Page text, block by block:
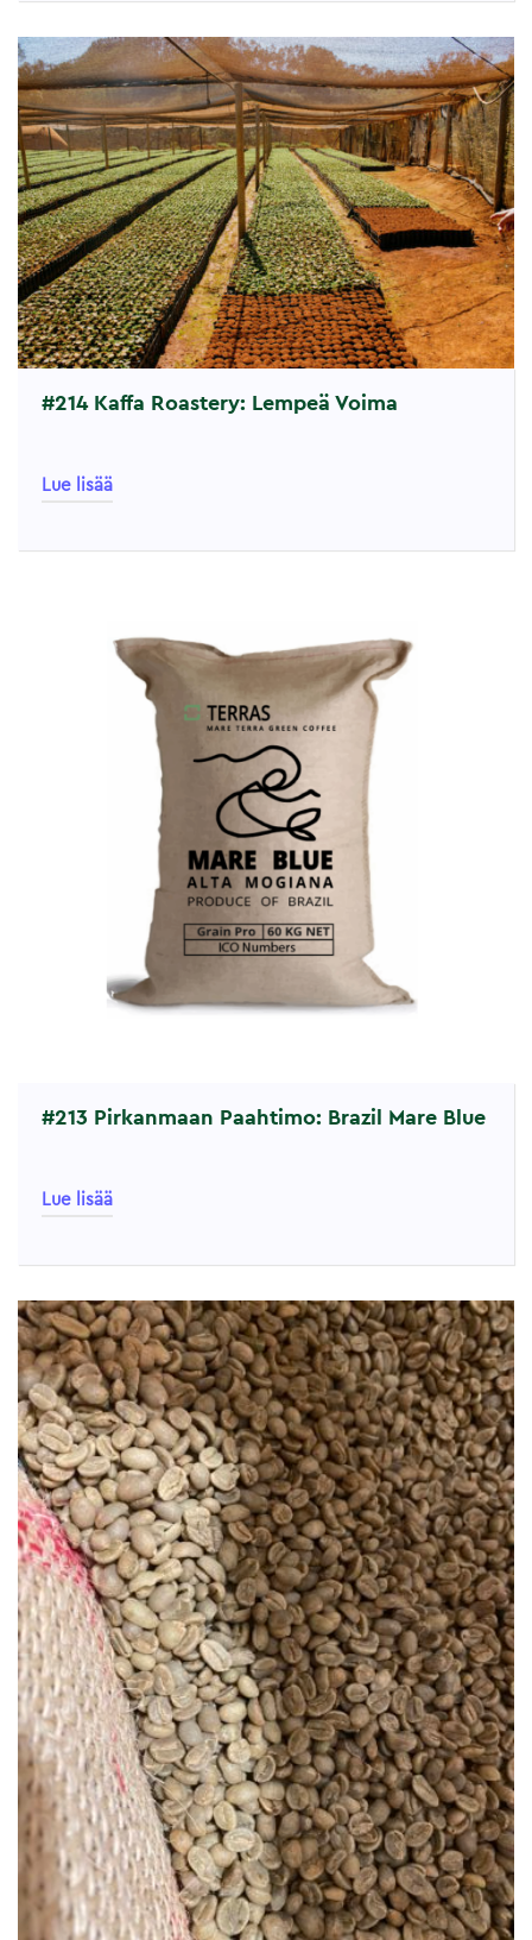
#214 Kaffa Roastery: Lempeä Voima
Lue lisää
#213 Pirkanmaan Paahtimo: Brazil Mare Blue
Lue lisää